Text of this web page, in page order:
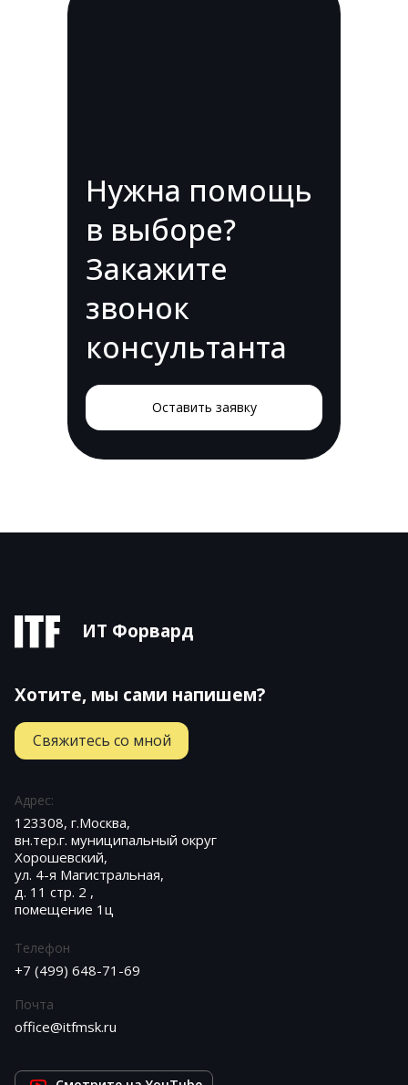
Нужна помощь
в выборе?
Закажите
звонок
консультанта
Оставить заявку
ИТ Форвард
Адрес:
123308, г.Москва,
вн.тер.г. муниципальный округ
Хорошевский,
ул. 4-я Магистральная,
д. 11 стр. 2 ,
помещение 1ц
Телефон
+7 (499) 648-71-69
Почта
office@itfmsk.ru
Хотите, мы сами напишем?
Свяжитесь со мной